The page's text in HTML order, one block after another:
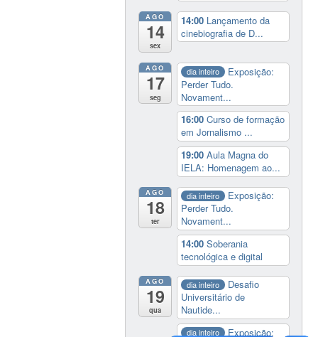
AGO
14
sex
14:00 Lançamento da
cinebiografia de D...
AGO
17
seg
dia inteiro
Exposição:
Perder Tudo.
Novament...
16:00Curso de formação
em Jornalismo ...
19:00Aula Magna do
IELA: Homenagem ao...
AGO
18
ter
dia inteiro
Exposição:
Perder Tudo.
Novament...
14:00Soberania
tecnológica e digital
AGO
19
qua
dia inteiro
Desafio
Universitário de
Nautide...
dia inteiro Exposição: